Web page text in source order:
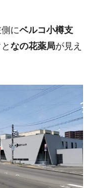
にベルコ小樽支
と なの花薬局が見え